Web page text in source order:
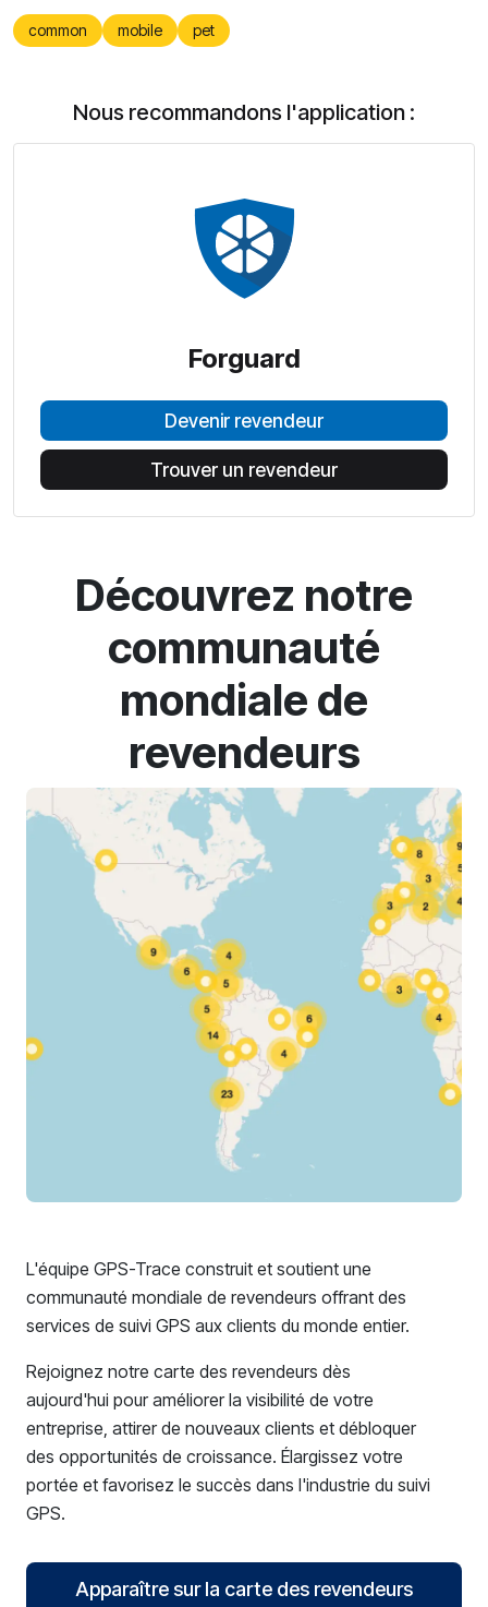
common mobile pet
Nous recommandons l'application :
Forguard
Devenir revendeur
Trouver un revendeur
Découvrez notre
communauté
mondiale de
revendeurs
L'équipe GPS-Trace construit et soutient une
communauté mondiale de revendeurs offrant des
services de suivi GPS aux clients du monde entier.
Rejoignez notre carte des revendeurs dès
aujourd'hui pour améliorer la visibilité de votre
entreprise, attirer de nouveaux clients et débloquer
des opportunités de croissance. Élargissez votre
portée et favorisez le succès dans l'industrie du suivi
GPS.
Apparaître sur la carte des revendeurs